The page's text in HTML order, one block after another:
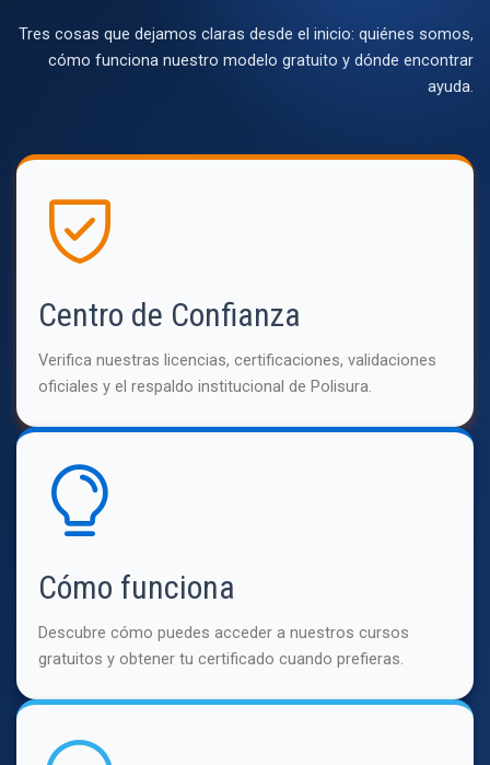
Tres cosas que dejamos claras desde el inicio: quiénes somos,
cómo funciona nuestro modelo gratuito y dónde encontrar
ayuda.
Centro de Confianza
Verifica nuestras licencias, certificaciones, validaciones
oficiales y el respaldo institucional de Polisura.
Cómo funciona
Descubre cómo puedes acceder a nuestros cursos
gratuitos y obtener tu certificado cuando prefieras.